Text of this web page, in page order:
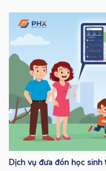
Dịch vụ đưa đón học sinh